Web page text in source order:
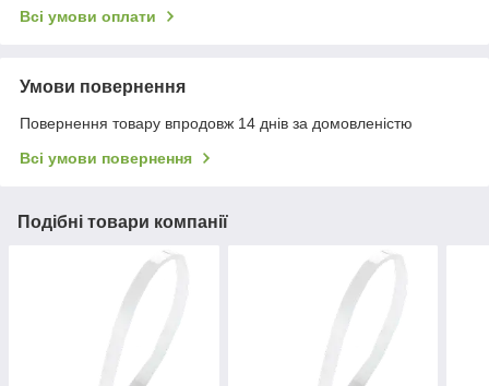
Всі умови оплати
Умови повернення
Повернення товару впродовж 14 днів за домовленістю
Всі умови повернення
Подібні товари компанії